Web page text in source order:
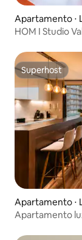
Apartamento ⋅
HOM I Studio
Superhost
Superhost
Apartamento ⋅
Apartamento